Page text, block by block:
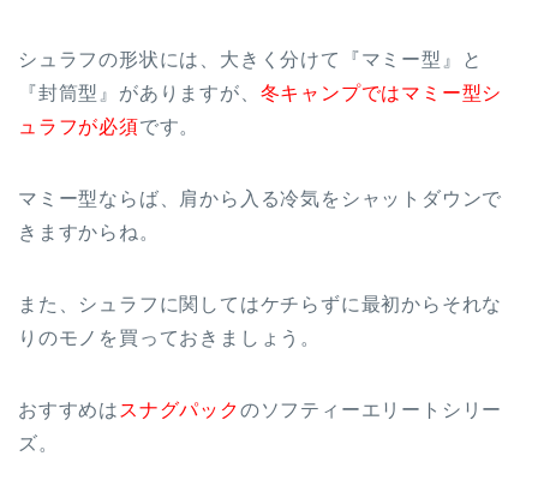
シュラフの形状には、大きく分けて『マミー型』と
『封筒型』がありますが、 冬キャンプではマミー型シ
ュラフが必須です。
マミー型ならば、肩から入る冷気をシャットダウンで
きますからね。
また、シュラフに関してはケチらずに最初からそれな
りのモノを買っておきましょう。
おすすめは スナグパックのソフティーエリートシリー
ズ。